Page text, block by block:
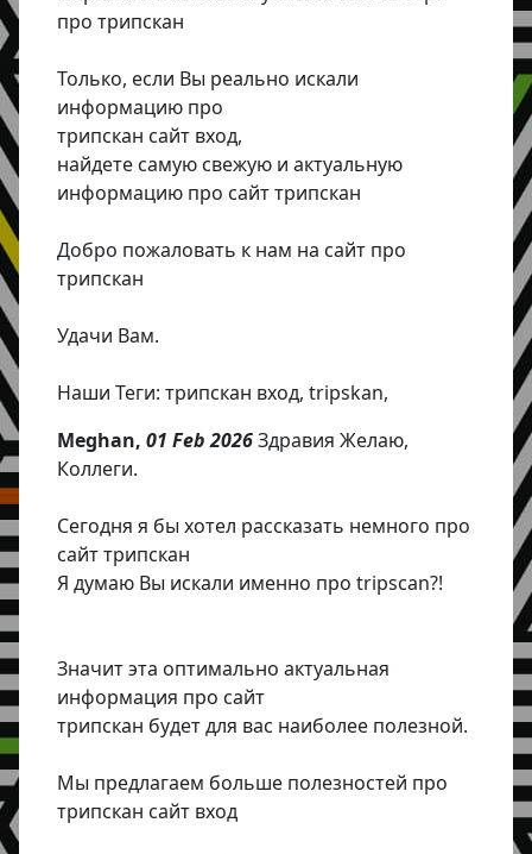
про трипскан
Только, если Вы реально искали
информацию про
трипскан сайт вход,
найдете самую свежую и актуальную
информацию про сайт трипскан
Добро пожаловать к нам на сайт про
трипскан
Удачи Вам.
Наши Теги: трипскан вход, tripskan,
Meghan, 01 Feb 2026Здравия Желаю,
Коллеги.
Сегодня я бы хотел рассказать немного про
сайт трипскан
Я думаю Вы искали именно про tripscan?!
Значит эта оптимально актуальная
информация про сайт
трипскан будет для вас наиболее полезной.
Мы предлагаем больше полезностей про
трипскан сайт вход